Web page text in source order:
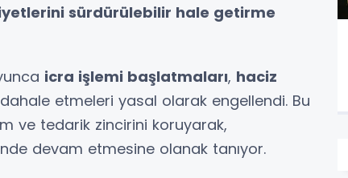
sürdürülebilir hale getirme
icra işlemi başlatmaları, haciz
etmeleri yasal olarak engellendi. Bu
ve tedarik zincirini koruyarak,
devam etmesine olanak tanıyor.